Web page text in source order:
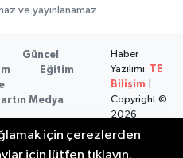
ve yayınlanamaz
Güncel
Eğitim
Medya
Haber
Yazılımı: TE
Bilişim
Copyright ©
2026
için çerezlerden
için lütfen tıklayın.